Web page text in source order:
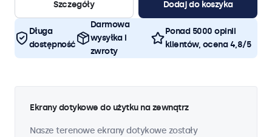
Szczegóły Dodaj do koszyka
Długa
dostępność
Darmowa
wysyłka i
zwroty
Ponad 5000 opinii
klientów, ocena 4,8/5
Ekrany dotykowe do użytku na zewnątrz
Nasze terenowe ekrany dotykowe zostały